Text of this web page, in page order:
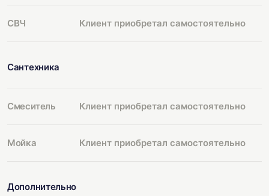
СВЧ Клиент приобретал самостоятельно
Сантехника
Смеситель Клиент приобретал самостоятельно
Мойка Клиент приобретал самостоятельно
Дополнительно